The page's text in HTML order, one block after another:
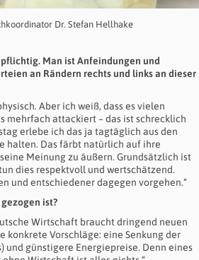
Dr. Stefan Hellhake
Man ist Anfeindungen und
an Rändern rechts und links an dieser
Aber ich weiß, dass es vielen
mehrfach attackiert – das ist schrecklich
erlebe ich das ja tagtäglich aus den
halten. Das färbt natürlich auf ihre
Meinung zu äußern. Grundsätzlich ist
dies respektvoll und wertschätzend.
und entschiedener dagegen vorgehen.“
ist?
Wirtschaft braucht dringend neuen
konkrete Vorschläge: eine Senkung der
und günstigere Energiepreise. Denn eines